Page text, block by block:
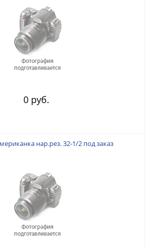
0 руб.
нар.рез. 32-1/2 под заказ